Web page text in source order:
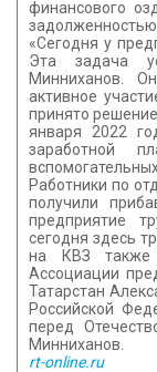
финансового
задолженностью.
«Сегодня у
Эта задача
Минниханов.
активное
принято
января 2022
заработной
Работники по
получили
предприятие
сегодня здесь
на КВЗ также
Ассоциации
Татарстан
Российской
перед
Минниханов.
rt-online.ru